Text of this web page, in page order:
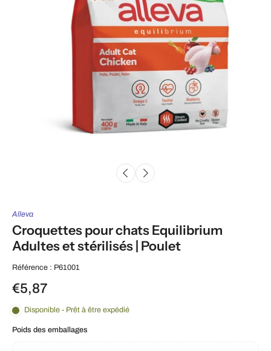
Alleva
Croquettes pour chats Equilibrium
Adultes et stérilisés | Poulet
Référence : P61001
€5,87
Disponible - Prêt à être expédié
Poids des emballages